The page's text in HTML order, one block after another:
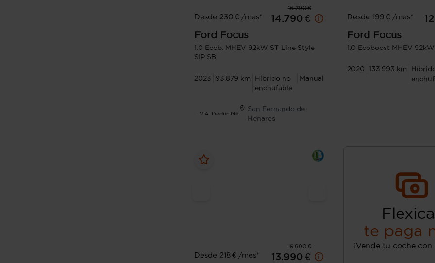
16.790 €
Desde 230 € /mes*
14.790 €
Ford Focus
1.0 Ecob. MHEV 92kW ST-Line Style
SIP SB
2023 93.879 km
Híbrido no
enchufable
Manual
I.V.A. Deducible
San Fernando de
Henares
Desde 199 € /mes*
Ford Focus
1.0 Ecoboost MHEV
2020 133.993 km
15.990 €
Desde 218 € /mes*
13.990 €
te paga
¡Vende tu coche con